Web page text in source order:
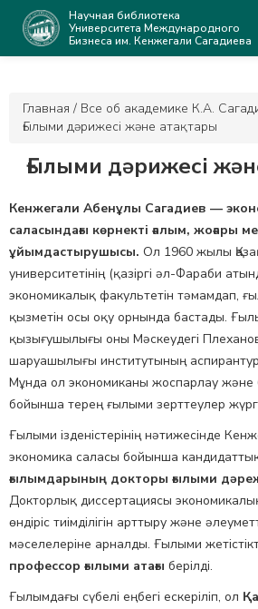
Научная библиотека
Университета Международного
Бизнеса им. Кенжегали Сагадиева
Главная / Все об академике К.А.
Ғылыми дәрижесі және атақтары
Ғылыми дәрижесі
Кенжегали Абенұлы Сагадиев —
саласындағы көрнекті ғалым, жоғары
ұйымдастырушысы. Ол 1960 жылы
университетінің (қазіргі әл-Фараби
экономикалық факультетін тәмамдап,
қызметін осы оқу орнында бастады.
қызығушылығы оны Мәскеудегі
шаруашылығы институтының
Мұнда ол экономиканы жоспарлау және
бойынша терең ғылыми зерттеулер
Ғылыми ізденістерінің нәтижесінде
экономика саласы бойынша
ғылымдарының докторы ғылыми
Докторлық диссертациясы
өндіріс тиімділігін арттыру және
мәселелеріне арналды. Ғылыми
профессор ғылыми атағы берілді.
Ғылымдағы сүбелі еңбегі ескеріліп, ол